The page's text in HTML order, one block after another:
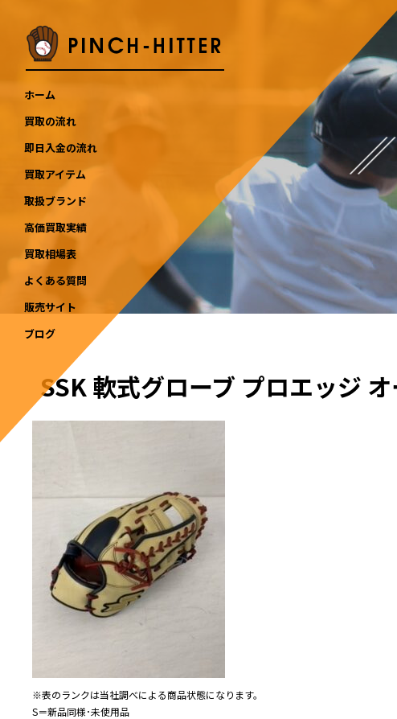
ホーム
買取の流れ
即日入金の流れ
買取アイテム
取扱ブランド
高価買取実績
買取相場表
よくある質問
販売サイト
ブログ
SSK 軟式グローブ プロエッジ
※表のランクは当社調べによる商品状態になります。
S＝新品同様･未使用品